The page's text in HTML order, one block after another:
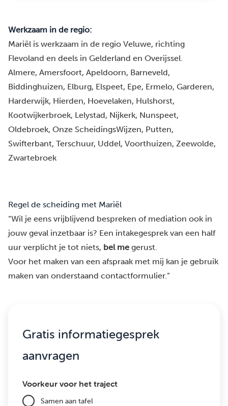
Werkzaam in de regio:
Mariël is werkzaam in de regio Veluwe, richting
Flevoland en deels in Gelderland en Overijssel.
Almere, Amersfoort, Apeldoorn, Barneveld
Biddinghuizen, Elburg, Elspeet, Epe, Ermelo, Garderen
Harderwijk, Hierden, Hoevelaken, Hulshorst
Kootwijkerbroek, Lelystad, Nijkerk, Nunspeet
Oldebroek, Onze ScheidingsWijzen, Putten
Swifterbant, Terschuur, Uddel, Voorthuizen, Zeewolde
Zwartebroek
Regel de scheiding met Mariël
“Wil je eens vrijblijvend bespreken of mediation ook in
jouw geval inzetbaar is? Een intakegesprek van een half
uur verplicht je tot niets, bel me gerust.
Voor het maken van een afspraak met mij kan je gebruik
maken van onderstaand contactformulier.”
Gratis informatiegesprek
aanvragen
Voorkeur voor het traject
Samen aan tafel